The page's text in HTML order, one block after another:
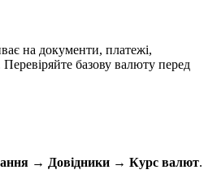
на документи, платежі,
Перевіряйте базову валюту перед
→ Довідники → Курс валют.